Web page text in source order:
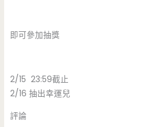
即可參加抽獎
2/15 23:59截止
2/16 抽出幸運兒
評論